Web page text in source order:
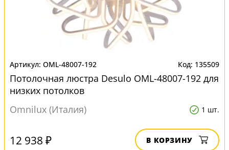
OML-48007-192 135509
Потолочная люстра Desulo OML-48007-192 для
низких потолков
Omnilux (Италия)
1 шт.
12 938 ₽ В КОРЗИНУ